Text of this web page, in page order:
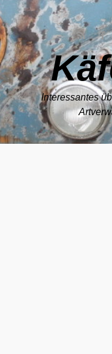
Zum Hauptinhalt
Interessantes